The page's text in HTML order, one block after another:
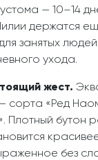
— 10–14
держатся
занятых
ухода.
жест.
сорта «Ред
Плотный бутон
без